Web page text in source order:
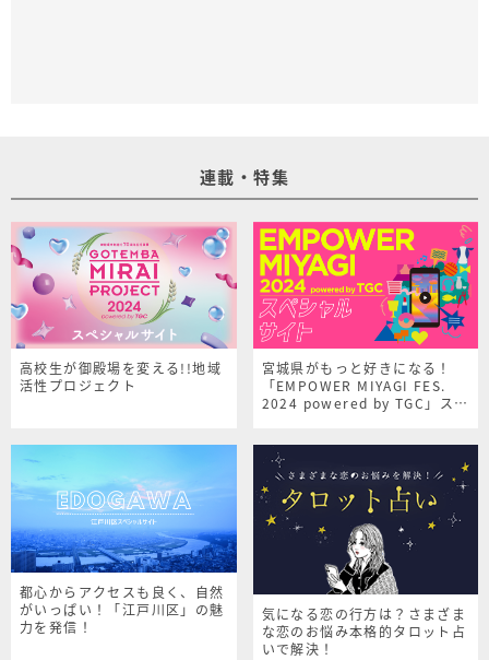
連載・特集
高校生が御殿場を変える!!地域
活性プロジェクト
宮城県がもっと好きになる！
「EMPOWER MIYAGI FES.
2024 powered by TGC」スペ
都心からアクセスも良く、自然
がいっぱい！「江戸川区」の魅
力を発信！
気になる恋の行方は？さまざま
な恋のお悩み本格的タロット占
いで解決！